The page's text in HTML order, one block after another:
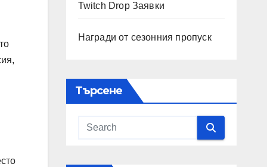
Twitch Drop Заявки
Награди от сезонния пропуск
Търсене